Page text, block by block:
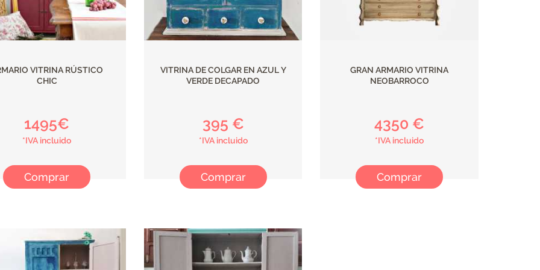
VITRINA RÚSTICO
CHIC
1495€
*IVA incluido
Comprar
VITRINA DE COLGAR EN AZUL Y
VERDE DECAPADO
395 €
*IVA incluido
Comprar
GRAN ARMARIO VITRINA
NEOBARROCO
4350 €
*IVA incluido
Comprar